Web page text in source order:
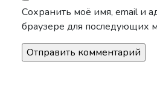
Сохранить моё имя, email и
браузере для последующих